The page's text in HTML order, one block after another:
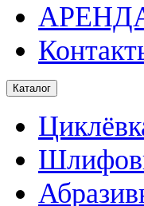
Каталог